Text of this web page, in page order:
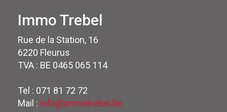
Immo Trebel
Rue de la Station, 16
6220 Fleurus
TVA : BE 0465 065 114
Tel : 071 81 72 72
Mail : info@immotrebel.be